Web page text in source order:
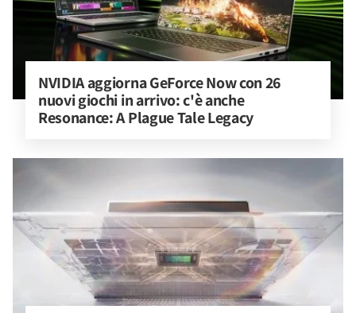
NVIDIA aggiorna GeForce Now con 26
nuovi giochi in arrivo: c'è anche
Resonance: A Plague Tale Legacy